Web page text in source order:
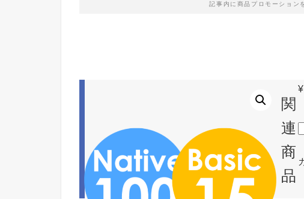
記事内に商品プロモーション
¥
関
連
商
品